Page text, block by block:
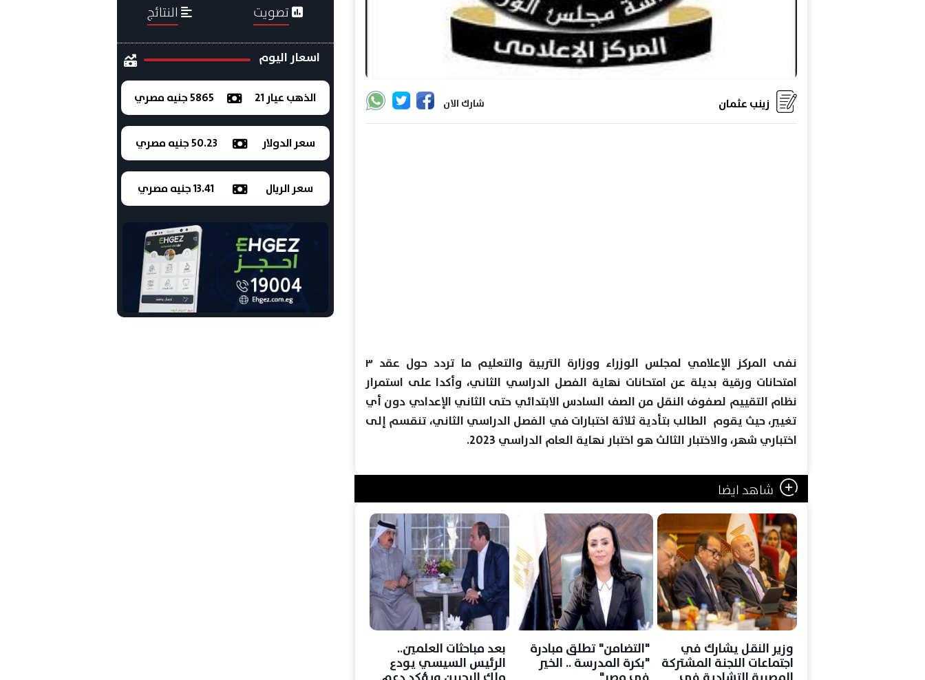
شارك الان زينب عثمان
نفى المركز الإعلامي لمجلس الوزراء ووزارة التربية والتعليم ما تردد حول عقد ٣
امتحانات ورقية بديلة عن امتحانات نهاية الفصل الدراسي الثاني، وأكدا على استمرار
نظام التقييم لصفوف النقل من الصف السادس الابتدائي حتى الثاني الإعدادي دون أي
تغيير، حيث يقوم الطالب بتأدية ثلاثة اختبارات في الفصل الدراسي الثاني، تنقسم إلى
اختباري شهر، والاختبار الثالث هو اختبار نهاية العام الدراسي 2023.
شاهد ايضا
وزير النقل يشارك في
اجتماعات اللجنة المشتركة
"التضامن" تطلق مبادرة
"بكرة المدرسة .. الخير
بعد مباحثات العلمين..
الرئيس السيسي يودع
تصويت النتائج
اسعار اليوم
الذهب عيار 21 5865 جنيه مصري
سعر الدولار 50.23 جنيه مصري
سعر الريال 13.41 جنيه مصري